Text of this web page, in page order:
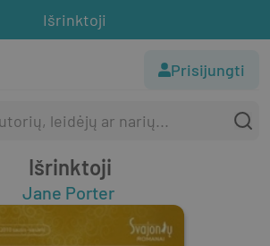
Išrinktoji
Prisijungti
Išrinktoji
Jane Porter